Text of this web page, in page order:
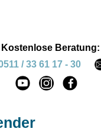
Kostenlose Beratung:
/ 33 61 17 - 30